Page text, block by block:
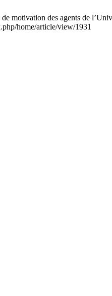
des agents de
home/article/view/1931